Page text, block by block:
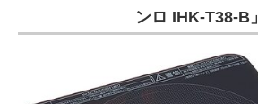
ンロ IHK-T38-B」